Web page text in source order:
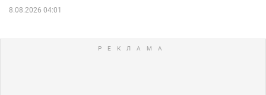
8.08.2026 04:01